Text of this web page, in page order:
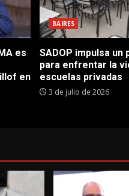
es
en
BAIRES
SADOP impulsa un
para enfrentar la
escuelas privadas
3 de julio de 2026